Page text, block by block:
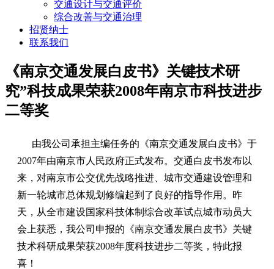
交通设计与交通评价
综合改善与交通治理
招贤纳士
联系我们
《南京交通发展白皮书》关键技术研
究”科技成果荣获2008年南京市科技进步
二等奖
由我公司承担主编任务的《南京交通发展白皮书》于
2007年由南京市人民政府正式发布。交通白皮书发布以
来，对南京市公交优先战略推进、城市交通建设管理和
新一轮城市总体规划修编起到了良好的指导作用。昨
天，从全市建设国家科技体制综合改革试点城市动员大
会上获悉，我公司申报的《南京交通发展白皮书》关键
技术科研成果荣获2008年度科技进步二等奖，特此报
喜！